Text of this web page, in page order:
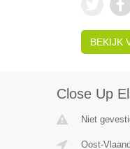
BEKIJK
Close Up
Niet
Oost-